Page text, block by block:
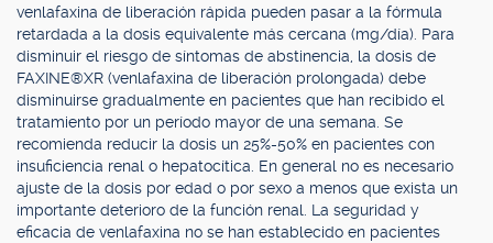
venlafaxina de liberación rápida pueden pasar a la fórmula
retardada a la dosis equivalente más cercana (mg/día). Para
disminuir el riesgo de síntomas de abstinencia, la dosis de
FAXINE®XR (venlafaxina de liberación prolongada) debe
disminuirse gradualmente en pacientes que han recibido el
tratamiento por un período mayor de una semana. Se
recomienda reducir la dosis un 25%-50% en pacientes con
insuficiencia renal o hepatocítica. En general no es necesario
ajuste de la dosis por edad o por sexo a menos que exista un
importante deterioro de la función renal. La seguridad y
eficacia de venlafaxina no se han establecido en pacientes